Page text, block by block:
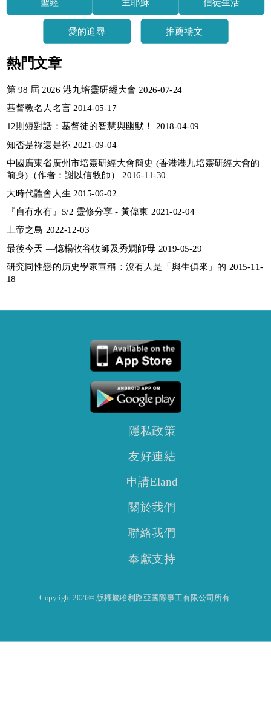
聖經 主耶穌 信徒生活
愛的追尋 推薦禱文
熱門文章
第 98 屆 2026 港九培靈研經大會 2026-07-24
基督教名人名言 2014-05-17
12則短對話：基督徒的智慧與幽默！ 2018-04-09
知否是祢還是袮 2021-09-04
中國廣東省廣州市培靈研經大會簡史 (香港港九培靈研經大會的
前身)（作者：謝以信牧師） 2016-11-30
大時代體會人生 2015-06-02
『自有永有』5/2 靈修分享 - 黃偉東 2021-02-04
上帝之鳥 2022-12-03
最後今天 —憶楊牧谷牧師及秀嫻師母 2019-05-29
研究同性戀的历史學家宣稱：沒有人是「與生俱來」的 2015-11-
18
隱私政策
友好連結
申請Eland
關於我們
聯絡我們
奉獻支持
Copyright 2026© 版權屬哈利路亞國際事工有限公司所有.